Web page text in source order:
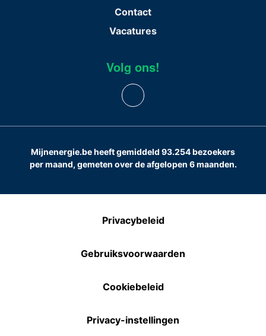
Contact
Vacatures
Volg ons!
Mijnenergie.be heeft gemiddeld 93.254 bezoekers
per maand, gemeten over de afgelopen 6 maanden.
Privacybeleid
Gebruiksvoorwaarden
Cookiebeleid
Privacy-instellingen